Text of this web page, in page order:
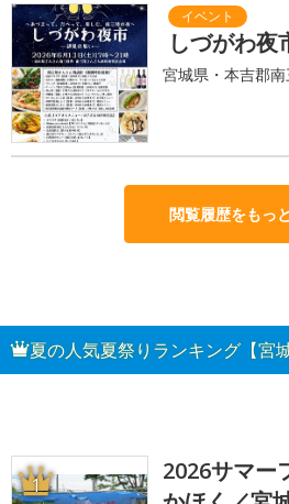
しづがわ夜
宮城県・本吉郡
閲覧履歴をもっ
夏の人気夏祭りランキング【宮
1
2026サマー